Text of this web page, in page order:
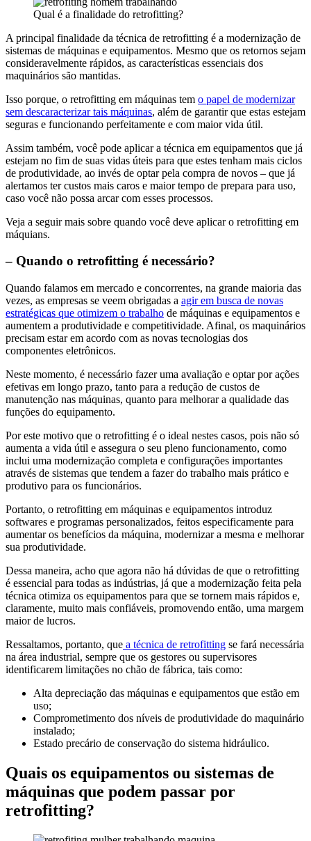
Qual é a finalidade do retrofitting?
A principal finalidade da técnica de retrofitting é a modernização de
sistemas de máquinas e equipamentos. Mesmo que os retornos sejam
consideravelmente rápidos, as características essenciais dos
maquinários são mantidas.
Isso porque, o retrofitting em máquinas tem o papel de modernizar
sem descaracterizar tais máquinas, além de garantir que estas estejam
seguras e funcionando perfeitamente e com maior vida útil.
Assim também, você pode aplicar a técnica em equipamentos que já
estejam no fim de suas vidas úteis para que estes tenham mais ciclos
de produtividade, ao invés de optar pela compra de novos – que já
alertamos ter custos mais caros e maior tempo de prepara para uso,
caso você não possa arcar com esses processos.
Veja a seguir mais sobre quando você deve aplicar o retrofitting em
máquians.
– Quando o retrofitting é necessário?
Quando falamos em mercado e concorrentes, na grande maioria das
vezes, as empresas se veem obrigadas a agir em busca de novas
estratégicas que otimizem o trabalho de máquinas e equipamentos e
aumentem a produtividade e competitividade. Afinal, os maquinários
precisam estar em acordo com as novas tecnologias dos
componentes eletrônicos.
Neste momento, é necessário fazer uma avaliação e optar por ações
efetivas em longo prazo, tanto para a redução de custos de
manutenção nas máquinas, quanto para melhorar a qualidade das
funções do equipamento.
Por este motivo que o retrofitting é o ideal nestes casos, pois não só
aumenta a vida útil e assegura o seu pleno funcionamento, como
inclui uma modernização completa e configurações importantes
através de sistemas que tendem a fazer do trabalho mais prático e
produtivo para os funcionários.
Portanto, o retrofitting em máquinas e equipamentos introduz
softwares e programas personalizados, feitos especificamente para
aumentar os benefícios da máquina, modernizar a mesma e melhorar
sua produtividade.
Dessa maneira, acho que agora não há dúvidas de que o retrofitting
é essencial para todas as indústrias, já que a modernização feita pela
técnica otimiza os equipamentos para que se tornem mais rápidos e,
claramente, muito mais confiáveis, promovendo então, uma margem
maior de lucros.
Ressaltamos, portanto, que a técnica de retrofitting se fará necessária
na área industrial, sempre que os gestores ou supervisores
identificarem limitações no chão de fábrica, tais como:
Alta depreciação das máquinas e equipamentos que estão em
uso;
Comprometimento dos níveis de produtividade do maquinário
instalado;
Estado precário de conservação do sistema hidráulico.
Quais os equipamentos ou sistemas de
máquinas que podem passar por
retrofitting?